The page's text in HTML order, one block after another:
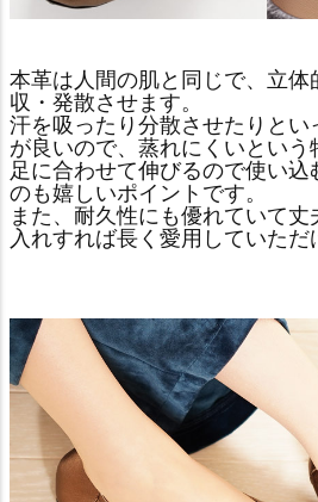
本革は人間の肌と同じで、立体
収・発散させます。
汗を吸ったり分散させたりとい
が良いので、蒸れにくいという
足に合わせて伸びるので使い
のも嬉しいポイントです。
また、耐久性にも優れていて
入れすれば長く愛用していただ